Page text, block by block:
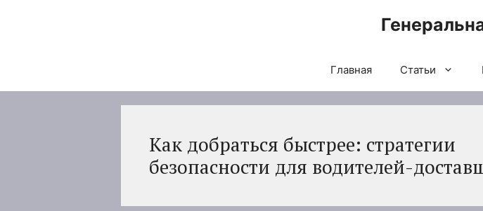
Главная Статьи
Как добраться быстрее: стратегии
безопасности для водителей-